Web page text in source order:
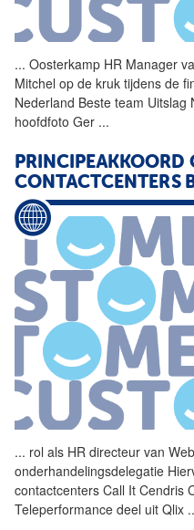
... Oosterkamp HR Manager
Mitchel op de kruk tijdens de
Nederland Beste team Uitslag
hoofdfoto Ger ...
PRINCIPEAKKOORD
CONTACTCENTERS
... rol als HR directeur van
onderhandelingsdelegatie
contactcenters Call It Cendris
Teleperformance deel uit Qlix